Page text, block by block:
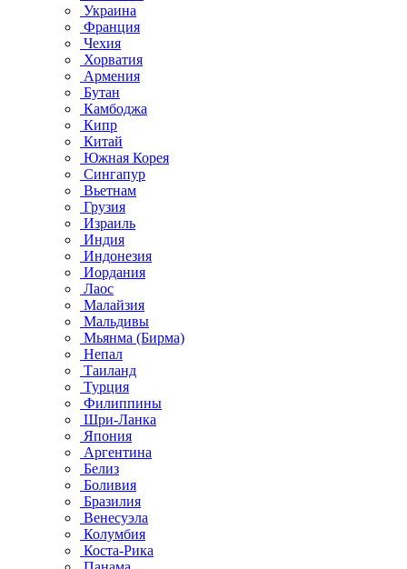
Украина
Франция
Чехия
Хорватия
Армения
Бутан
Камбоджа
Кипр
Китай
Южная Корея
Сингапур
Вьетнам
Грузия
Израиль
Индия
Индонезия
Иордания
Лаос
Малайзия
Мальдивы
Мьянма (Бирма)
Непал
Таиланд
Турция
Филиппины
Шри-Ланка
Япония
Аргентина
Белиз
Боливия
Бразилия
Венесуэла
Колумбия
Коста-Рика